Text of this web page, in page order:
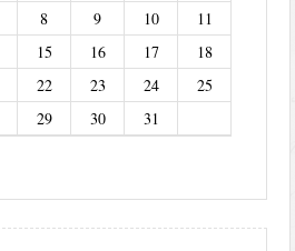
8 9 10
11
15 16 17
18
22 23 24
25
29 30
31